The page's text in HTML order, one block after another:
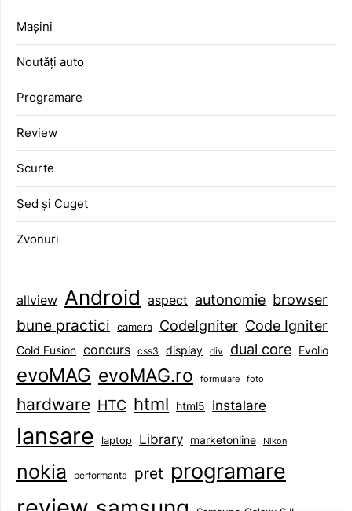
Mașini
Noutăți auto
Programare
Review
Scurte
Șed și Cuget
Zvonuri
allview Android aspect autonomie browser
bune practici camera CodeIgniter Code Igniter
Cold Fusion concurs css3 display div dual core Evolio
evoMAG evoMAG.ro formulare foto
hardware HTC html html5 instalare
lansare laptop Library marketonline Nikon
nokia performanta pret programare